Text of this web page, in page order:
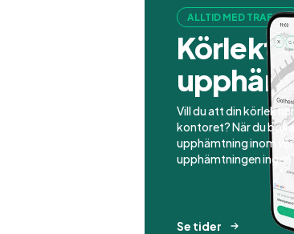
ALLTID MED TRAFIKO
Vill du att din
kontoret? När du
upphämtning inom
upphämtningen
Se tider